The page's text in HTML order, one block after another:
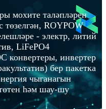
мохите таләпләрен
төзелгән, ROYPOW
- электр, литий
LiFePO4
конвертеры, инвертер
бер пакетка
чыганагын
һәм шау-шу